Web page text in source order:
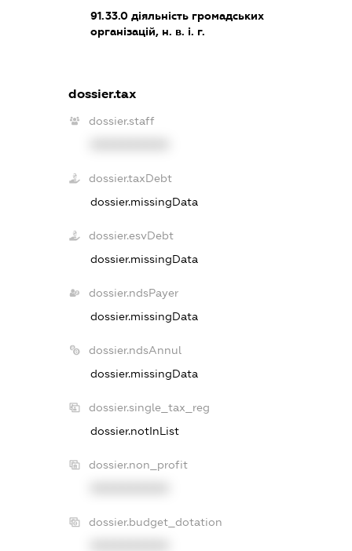
91.33.0діяльність громадських
організацій, н. в. і. г.
dossier.tax
dossier.staff
dossier.taxDebt
dossier.missingData
dossier.esvDebt
dossier.missingData
dossier.ndsPayer
dossier.missingData
dossier.ndsAnnul
dossier.missingData
dossier.single_tax_reg
dossier.notInList
dossier.non_profit
dossier.budget_dotation